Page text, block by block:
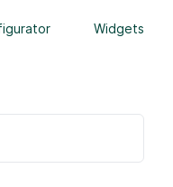
Widgets